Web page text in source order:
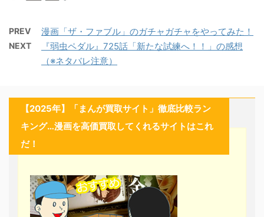
PREV 漫画「ザ・ファブル」のガチャガチャをやってみた！
NEXT
『弱虫ペダル』725話「新たな試練へ！！」の感想
（※ネタバレ注意）
【2025年】「まんが買取サイト」徹底比較ラン
キング…漫画を高価買取してくれるサイトはこれ
だ！